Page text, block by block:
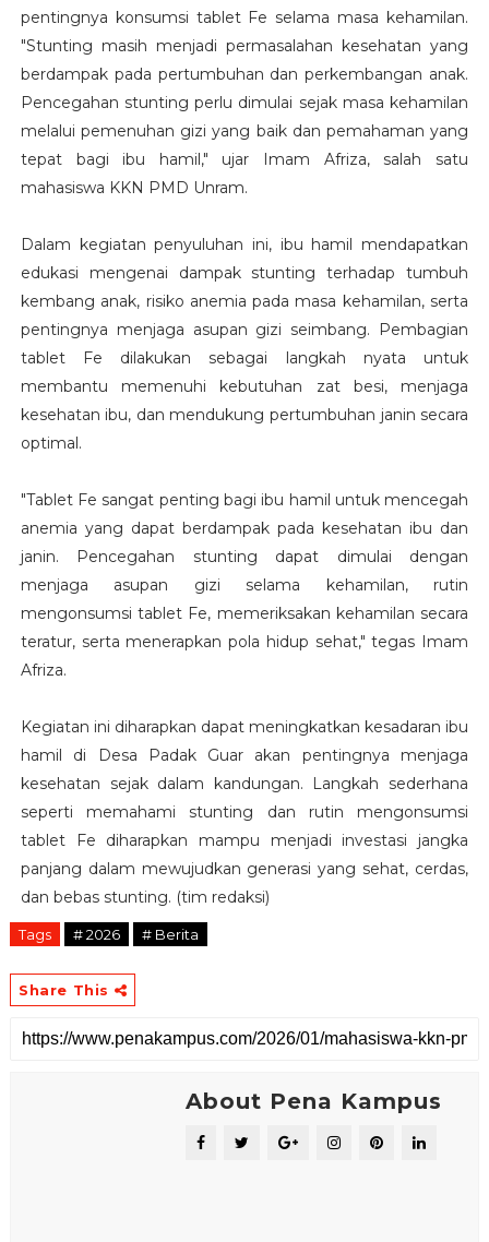
pentingnya konsumsi tablet Fe selama masa kehamilan.
"Stunting masih menjadi permasalahan kesehatan yang
berdampak pada pertumbuhan dan perkembangan anak.
Pencegahan stunting perlu dimulai sejak masa kehamilan
melalui pemenuhan gizi yang baik dan pemahaman yang
tepat bagi ibu hamil," ujar Imam Afriza, salah satu
mahasiswa KKN PMD Unram.
Dalam kegiatan penyuluhan ini, ibu hamil mendapatkan
edukasi mengenai dampak stunting terhadap tumbuh
kembang anak, risiko anemia pada masa kehamilan, serta
pentingnya menjaga asupan gizi seimbang. Pembagian
tablet Fe dilakukan sebagai langkah nyata untuk
membantu memenuhi kebutuhan zat besi, menjaga
kesehatan ibu, dan mendukung pertumbuhan janin secara
optimal.
"Tablet Fe sangat penting bagi ibu hamil untuk mencegah
anemia yang dapat berdampak pada kesehatan ibu dan
janin. Pencegahan stunting dapat dimulai dengan
menjaga asupan gizi selama kehamilan, rutin
mengonsumsi tablet Fe, memeriksakan kehamilan secara
teratur, serta menerapkan pola hidup sehat," tegas Imam
Afriza.
Kegiatan ini diharapkan dapat meningkatkan kesadaran ibu
hamil di Desa Padak Guar akan pentingnya menjaga
kesehatan sejak dalam kandungan. Langkah sederhana
seperti memahami stunting dan rutin mengonsumsi
tablet Fe diharapkan mampu menjadi investasi jangka
panjang dalam mewujudkan generasi yang sehat, cerdas,
dan bebas stunting. (tim redaksi)
Tags # 2026 # Berita
Share This
About Pena Kampus